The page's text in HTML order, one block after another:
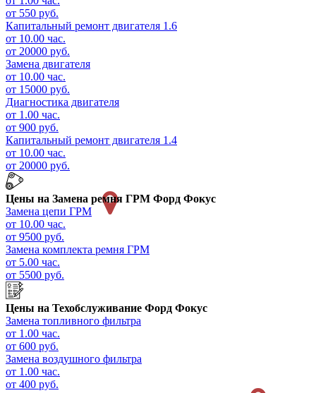
от 550 руб.
Капитальный ремонт двигателя 1.6
от 10.00 час.
от 20000 руб.
Замена двигателя
от 10.00 час.
от 15000 руб.
Диагностика двигателя
от 1.00 час.
от 900 руб.
Капитальный ремонт двигателя 1.4
от 10.00 час.
от 20000 руб.
Цены на Замена ремня ГРМ Форд Фокус
Замена цепи ГРМ
от 10.00 час.
от 9500 руб.
Замена комплекта ремня ГРМ
от 5.00 час.
от 5500 руб.
Цены на Техобслуживание Форд Фокус
Замена топливного фильтра
от 1.00 час.
от 600 руб.
Замена воздушного фильтра
от 1.00 час.
от 400 руб.